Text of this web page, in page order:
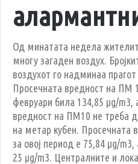
Од минатата недела
многу загаден воздух.
воздухот го надминаа
Просечната вредност на ПМ
февруари била 134,85 μg/m3,
вредност на ПМ10 не треба
на метар кубен. Просечната
за овој период е 75,84 μg/
25 μg/m3. Централните и